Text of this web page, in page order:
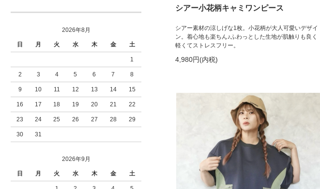
2026年8月
日 月 火 水 木 金 土
1
2 3 4 5 6 7 8
9 10 11 12 13 14 15
16 17 18 19 20 21 22
23 24 25 26 27 28 29
30 31
2026年9月
日 月 火 水 木 金 土
シアー小花柄キャミワンピース
シアー素材の涼しげな1枚。小花柄が大人可愛いデザイ
ン。着心地も楽ちん♪ふわっとした生地が肌触りも良く
軽くてストレスフリー。
4,980円(内税)